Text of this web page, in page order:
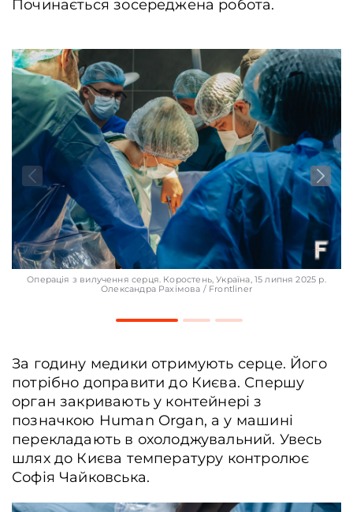
Починається зосереджена робота.
Операція з вилучення серця. Коростень, Україна, 15 липня 2025 р.
Олександра Рахімова / Frontliner
За годину медики отримують серце. Його
потрібно доправити до Києва. Спершу
орган закривають у контейнері з
позначкою Human Organ, а у машині
перекладають в охолоджувальний. Увесь
шлях до Києва температуру контролює
Софія Чайковська.